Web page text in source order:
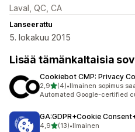
Laval, QC, CA
Lanseerattu
5. lokakuu 2015
Lisää tämänkaltaisia
Cookiebot CMP: Privacy
2,9/ 5 tähteä
(4)
4 arvostelua yhteensä
•Ilmainen sopimus
Automated Google-certified
GA:GDPR+Cookie
4,9/ 5 tähteä
(13)
13 arvostelua yhteensä
•Ilmainen